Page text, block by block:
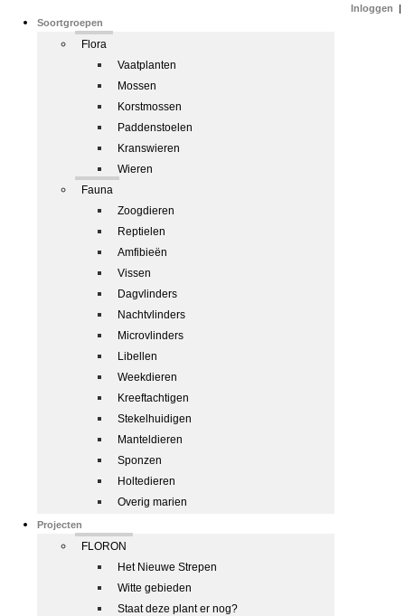
Soortgroepen
Flora
Vaatplanten
Mossen
Korstmossen
Paddenstoelen
Kranswieren
Wieren
Fauna
Zoogdieren
Reptielen
Amfibieën
Vissen
Dagvlinders
Nachtvlinders
Microvlinders
Libellen
Weekdieren
Kreeftachtigen
Stekelhuidigen
Manteldieren
Sponzen
Holtedieren
Overig marien
Projecten
FLORON
Het Nieuwe Strepen
Witte gebieden
Staat deze plant er nog?
Inloggen |